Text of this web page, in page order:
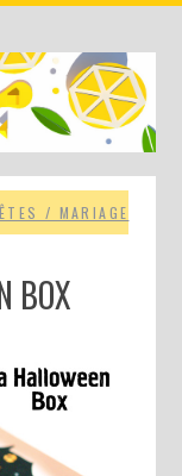
/ MARIAGE
BOX